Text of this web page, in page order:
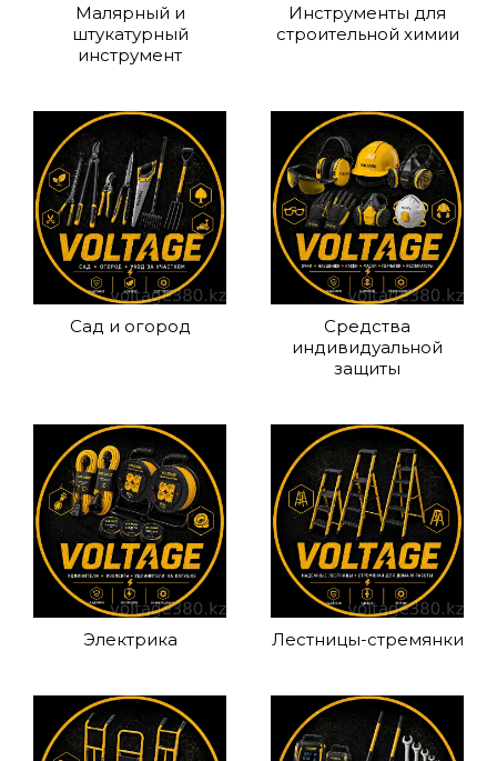
Малярный и
штукатурный
инструмент
Инструменты для
строительной химии
Сад и огород
Средства
индивидуальной
защиты
Электрика Лестницы-стремянки